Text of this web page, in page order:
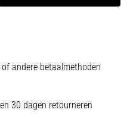
andere betaalmethoden
30 dagen retourneren